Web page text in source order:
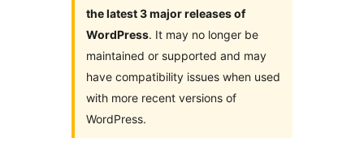
the latest 3 major releases of
WordPress. It may no longer be
maintained or supported and may
have compatibility issues when used
with more recent versions of
WordPress.